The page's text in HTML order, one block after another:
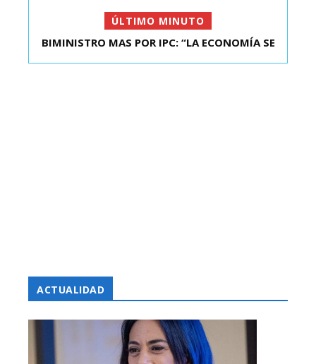
ÚLTIMO MINUTO
BIMINISTRO MAS POR IPC: “LA ECONOMÍA SE
ACTUALIDAD